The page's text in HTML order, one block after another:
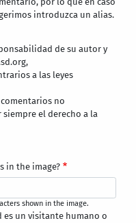
introduzca un alias.
de su autor y
a las leyes
no
el derecho a la
in the image?
shown in the image.
es un visitante humano o